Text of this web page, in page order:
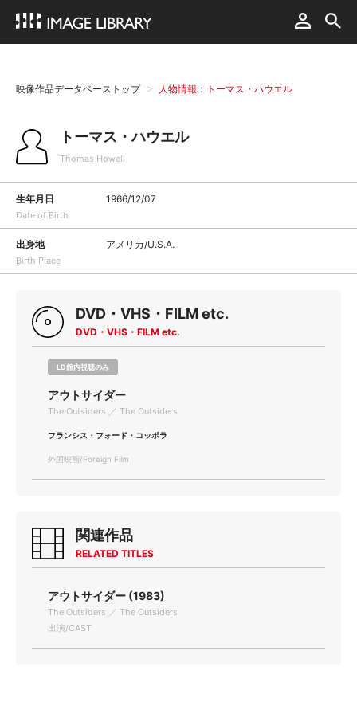
映像作品データベーストップ 人物情報：トーマス・ハウエル
トーマス・ハウエル
Thomas Howell
生年月日
Date of Birth
1966/12/07
出身地
Birth Place
アメリカ/U.S.A.
DVD・VHS・FILM etc.
DVD・VHS・FILM etc.
LD館内視聴のみ
アウトサイダー
The Outsiders ／ The Outsiders
フランシス・フォード・コッポラ
外国映画/Foreign Film
関連作品
RELATED TITLES
アウトサイダー (1983)
The Outsiders ／ The Outsiders
出演/CAST